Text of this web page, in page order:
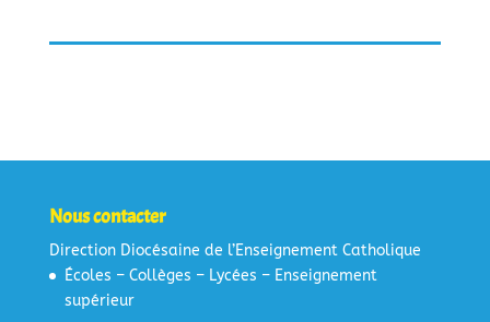
Nous contacter
Direction Diocésaine de l’Enseignement Catholique
Écoles – Collèges – Lycées – Enseignement
supérieur